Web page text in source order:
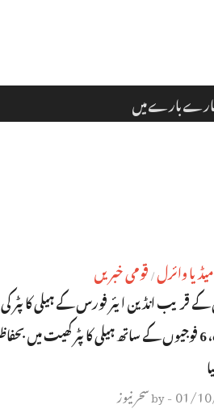
بارے میں
وائرل / قومی خبریں
قریب انڈین ایئر فورس کے ہیلی کاپٹر
لینڈنگ، 6 فوجیوں کے ساتھ ہیلی کاپٹر کھیت میں
01/
-
byسحر نیوز